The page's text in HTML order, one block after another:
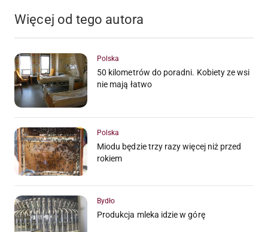
Więcej od tego autora
Polska
50 kilometrów do poradni. Kobiety ze wsi
nie mają łatwo
Polska
Miodu będzie trzy razy więcej niż przed
rokiem
Bydło
Produkcja mleka idzie w górę